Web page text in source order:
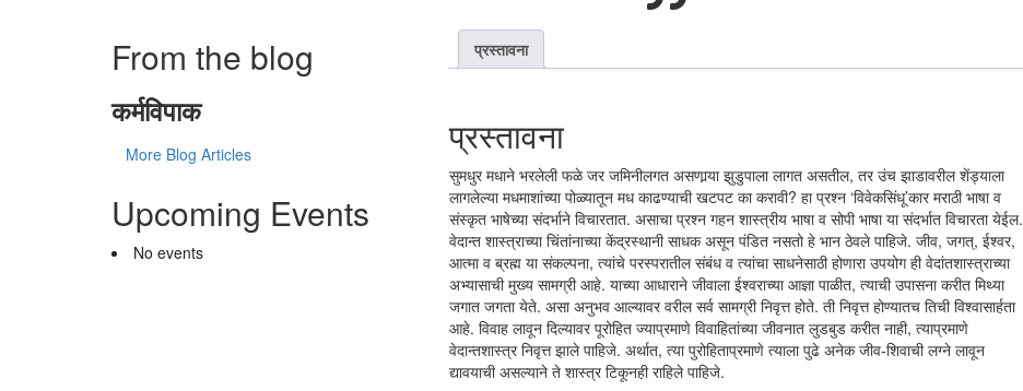
From the blog
कर्मविपाक
More Blog Articles
Upcoming Events
No events
प्रस्तावना
प्रस्तावना
सुमधुर मधाने भरलेली फळे जर जमिनीलगत असणार्‍या झुडुपाला लागत असतील, तर उंच झाडावरील शेंड्याला
लागलेल्या मधमाशांच्या पोळ्यातून मध काढण्याची खटपट का करावी? हा प्रश्न ‘विवेकसिंधू’कार मराठी भाषा व
संस्कृत भाषेच्या संदर्भाने विचारतात. असाचा प्रश्न गहन शास्त्रीय भाषा व सोपी भाषा या संदर्भात विचारता येईल.
वेदान्त शास्त्राच्या चिंतांनाच्या केंद्रस्थानी साधक असून पंडित नसतो हे भान ठेवले पाहिजे. जीव, जगत्, ईश्वर,
आत्मा व ब्रह्म या संकल्पना, त्यांचे परस्परातील संबंध व त्यांचा साधनेसाठी होणारा उपयोग ही वेदांतशास्त्राच्या
अभ्यासाची मुख्य सामग्री आहे. याच्या आधाराने जीवाला ईश्वराच्या आज्ञा पाळीत, त्याची उपासना करीत मिथ्या
जगात जगता येते. असा अनुभव आल्यावर वरील सर्व सामग्री निवृत्त होते. ती निवृत्त होण्यातच तिची विश्वासार्हता
आहे. विवाह लावून दिल्यावर पूरोहित ज्याप्रमाणे विवाहितांच्या जीवनात लुडबुड करीत नाही, त्याप्रमाणे
वेदान्तशास्त्र निवृत्त झाले पाहिजे. अर्थात, त्या पुरोहिताप्रमाणे त्याला पुढे अनेक जीव-शिवाची लग्ने लावून
द्यावयाची असल्याने ते शास्त्र टिकूनही राहिले पाहिजे.